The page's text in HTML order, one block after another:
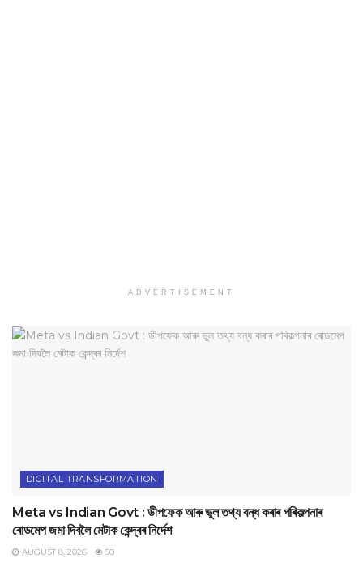
ADVERTISEMENT
DIGITAL TRANSFORMATION
Meta vs Indian Govt : ডীপফেক আৰু ভুল তথ্য বন্ধ কৰাৰ পৰিকল্পনাৰ
ৰোডমেপ জমা দিবলৈ মেটাক কেন্দ্ৰৰ নিৰ্দেশ
AUGUST 8, 2026 50